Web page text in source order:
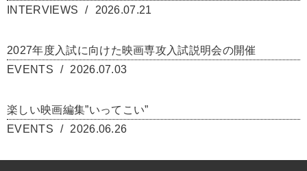
INTERVIEWS
2026.07.21
2027年度入試に向けた映画専攻入試説明会の開催
EVENTS
2026.07.03
楽しい映画編集”いってこい”
EVENTS
2026.06.26